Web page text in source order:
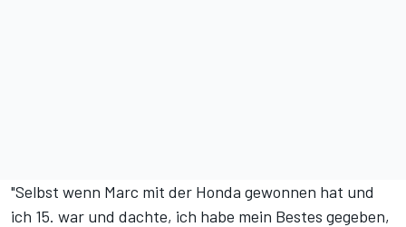
"Selbst wenn Marc mit der Honda gewonnen hat und
ich 15. war und dachte, ich habe mein Bestes gegeben,